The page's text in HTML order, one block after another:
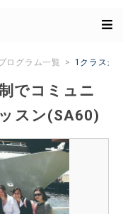
ログラム一覧 1クラス最
でコミュニ
スン(SA60)